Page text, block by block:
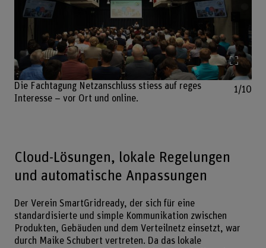
Bild
Die Fachtagung Netzanschluss stiess auf reges
Interesse – vor Ort und online.
1/10
Cloud-Lösungen, lokale Regelungen
und automatische Anpassungen
Der Verein SmartGridready, der sich für eine
standardisierte und simple Kommunikation zwischen
Produkten, Gebäuden und dem Verteilnetz einsetzt, war
durch Maike Schubert vertreten. Da das lokale